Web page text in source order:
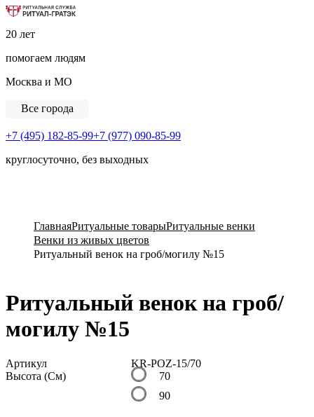
Ритуальная Служба «Ритуал-ГРАТЭК»
20 лет
помогаем людям
Москва и МО
Все города
+7 (495) 182-85-99+7 (977) 090-85-99
круглосуточно, без выходных
ГлавнаяРитуальные товарыРитуальные венки
Венки из живых цветов
Ритуальный венок на гроб/могилу №15
Ритуальный венок на гроб/
могилу №15
Артикул
KR-POZ-15/70
Высота (См)
70
90